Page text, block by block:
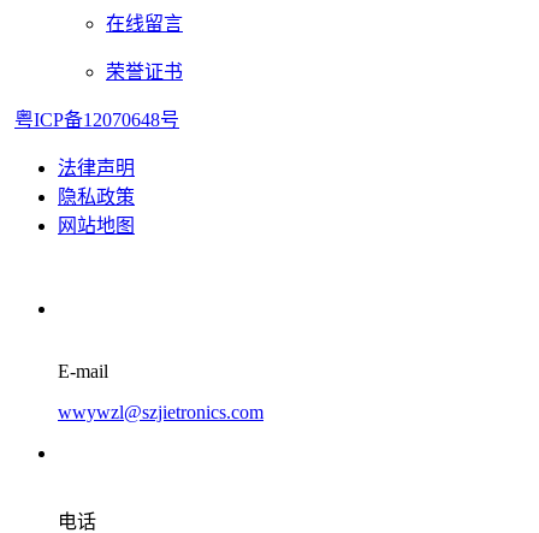
在线留言
荣誉证书
粤ICP备12070648号
法律声明
隐私政策
网站地图
E-mail
wwywzl@szjietronics.com
电话